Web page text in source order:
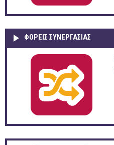
ΦΟΡΕΙΣ ΣΥΝΕΡΓΑΣΙΑΣ